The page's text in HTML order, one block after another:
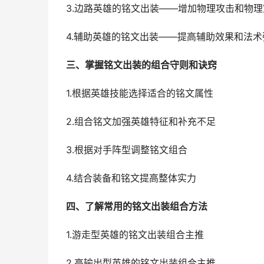
3.边路英雄的铭文出装——增加物理攻击和物
4.辅助英雄的铭文出装——提高辅助效果和法术
三、掌握铭文出装的组合守则和诀窍
1.根据英雄技能选择适合的铭文属性
2.组合铭文加强英雄特征和补充不足
3.根据对手阵型调整铭文组合
4.结合装备和铭文提高整体实力
四、了解常用的铭文出装组合方法
1.游走型英雄的铭文出装组合主推